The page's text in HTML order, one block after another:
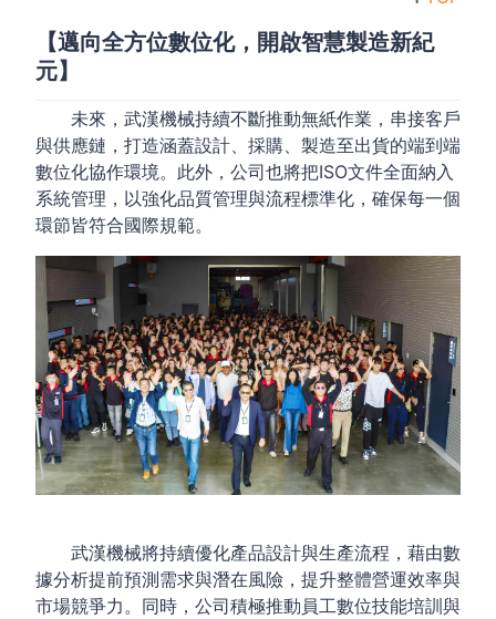
【邁向全方位數位化，開啟智慧製造新紀
元】
未來，武漢機械持續不斷推動無紙作業，串接客戶
與供應鏈，打造涵蓋設計、採購、製造至出貨的端到端
數位化協作環境。此外，公司也將把ISO文件全面納入
系統管理，以強化品質管理與流程標準化，確保每一個
環節皆符合國際規範。
武漢機械將持續優化產品設計與生產流程，藉由數
據分析提前預測需求與潛在風險，提升整體營運效率與
市場競爭力。同時，公司積極推動員工數位技能培訓與